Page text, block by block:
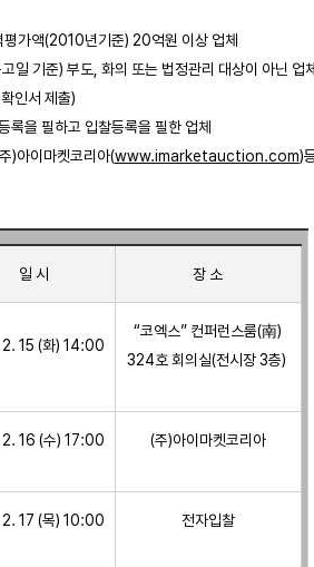
평가액(2010년기준) 20억원 이상 업체
고일 기준) 부도, 화의 또는 법정관리 대상이 아닌 업
확인서 제출)
등록을 필하고 입찰등록을 필한 업체
주)아이마켓코리아(
www.imarketauction.com)
일 시 장 소
2. 15 (화) 14:00
“코엑스” 컨퍼런스룸(南)
324호 회의실(전시장 3층)
2. 16 (수) 17:00 (주)아이마켓코리아
2. 17 (목) 10:00 전자입찰